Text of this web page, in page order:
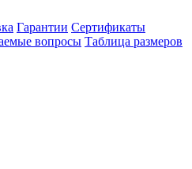
Гарантии Сертификаты
вопросы Таблица размеров